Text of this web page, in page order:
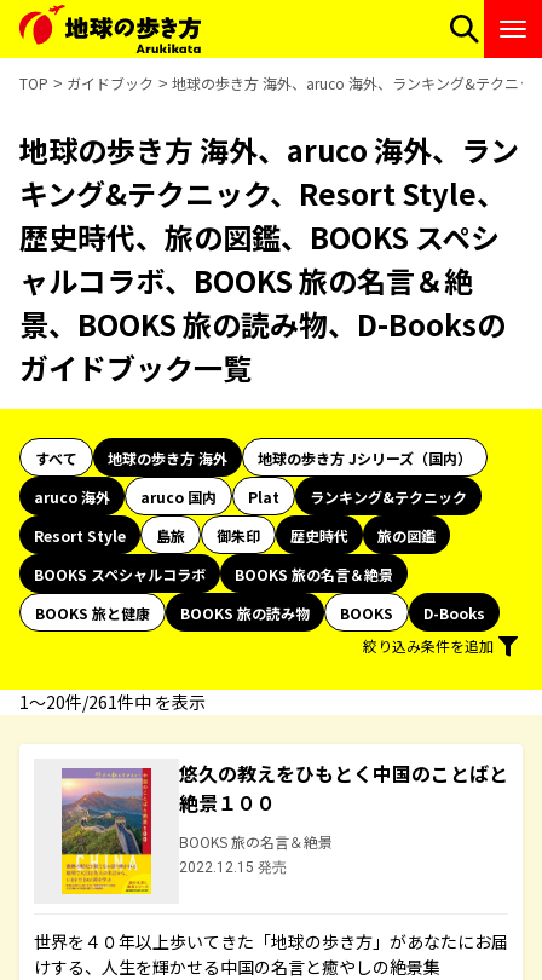
TOP ガイドブック 地球の歩き方 海外、aruco 海外、ランキング&テクニッ
地球の歩き方 海外、aruco 海外、ラン
キング&テクニック、Resort Style、
歴史時代、旅の図鑑、BOOKS スペシ
ャルコラボ、BOOKS 旅の名言＆絶
景、BOOKS 旅の読み物、D-Booksの
ガイドブック一覧
すべて 地球の歩き方 海外
地球の歩き方 Jシリーズ（国内）
aruco 海外
aruco 国内 Plat
ランキング&テクニック
Resort Style
島旅 御朱印 歴史時代
旅の図鑑
BOOKS スペシャルコラボ
BOOKS 旅の名言＆絶景
BOOKS 旅と健康
BOOKS 旅の読み物 BOOKS
D-Books
絞り込み条件を追加
1〜20件/261件中 を表示
悠久の教えをひもとく中国のことばと
絶景１００
BOOKS 旅の名言＆絶景
2022.12.15 発売
世界を４０年以上歩いてきた「地球の歩き方」があなたにお届
けする、人生を輝かせる中国の名言と癒やしの絶景集